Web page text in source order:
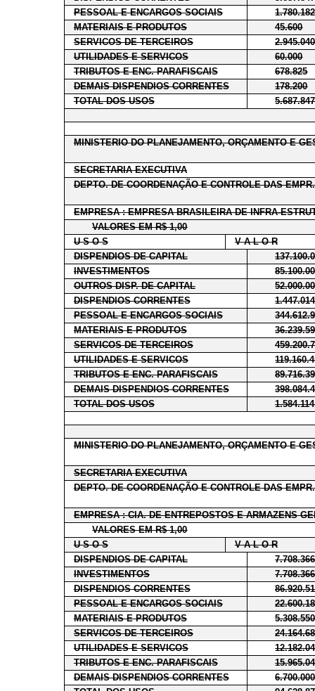
PESSOAL E ENCARGOS SOCIAIS
1.780.182
MATERIAIS E PRODUTOS
45.600
SERVICOS DE TERCEIROS
2.945.040
UTILIDADES E SERVICOS
60.000
TRIBUTOS E ENC. PARAFISCAIS
678.825
DEMAIS DISPENDIOS CORRENTES
178.200
TOTAL DOS USOS
5.687.847
MINISTERIO DO PLANEJAMENTO, ORÇAMENTO E
SECRETARIA EXECUTIVA
DEPTO. DE COORDENAÇÃO E CONTROLE DAS
EMPRESA : EMPRESA BRASILEIRA DE INFRA-
VALORES EM R$ 1,00
U S O S
V A L O R
DISPENDIOS DE CAPITAL
INVESTIMENTOS
OUTROS DISP. DE CAPITAL
DISPENDIOS CORRENTES
PESSOAL E ENCARGOS SOCIAIS
MATERIAIS E PRODUTOS
SERVICOS DE TERCEIROS
UTILIDADES E SERVICOS
TRIBUTOS E ENC. PARAFISCAIS
DEMAIS DISPENDIOS CORRENTES
TOTAL DOS USOS
MINISTERIO DO PLANEJAMENTO, ORÇAMENTO E
SECRETARIA EXECUTIVA
DEPTO. DE COORDENAÇÃO E CONTROLE DAS
EMPRESA : CIA. DE ENTREPOSTOS E ARMAZENS
VALORES EM R$ 1,00
U S O S
V A L O R
DISPENDIOS DE CAPITAL
7.708.366
INVESTIMENTOS
7.708.366
DISPENDIOS CORRENTES
PESSOAL E ENCARGOS SOCIAIS
MATERIAIS E PRODUTOS
5.308.550
SERVICOS DE TERCEIROS
UTILIDADES E SERVICOS
TRIBUTOS E ENC. PARAFISCAIS
DEMAIS DISPENDIOS CORRENTES
6.700.000